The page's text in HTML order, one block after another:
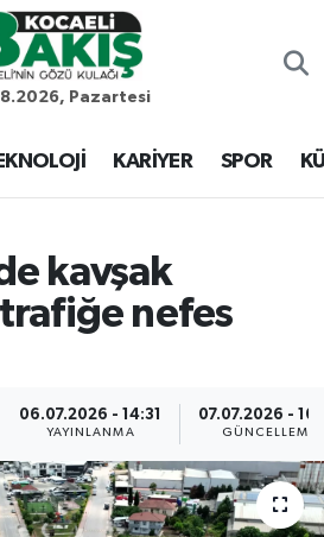
Pazartesi
KARİYER SPOR
kavşak
nefes
06.07.2026 - 14:31
YAYINLANMA
07.07.2026 -
GÜNCELLEME
Eczaneler
ve Fikstür